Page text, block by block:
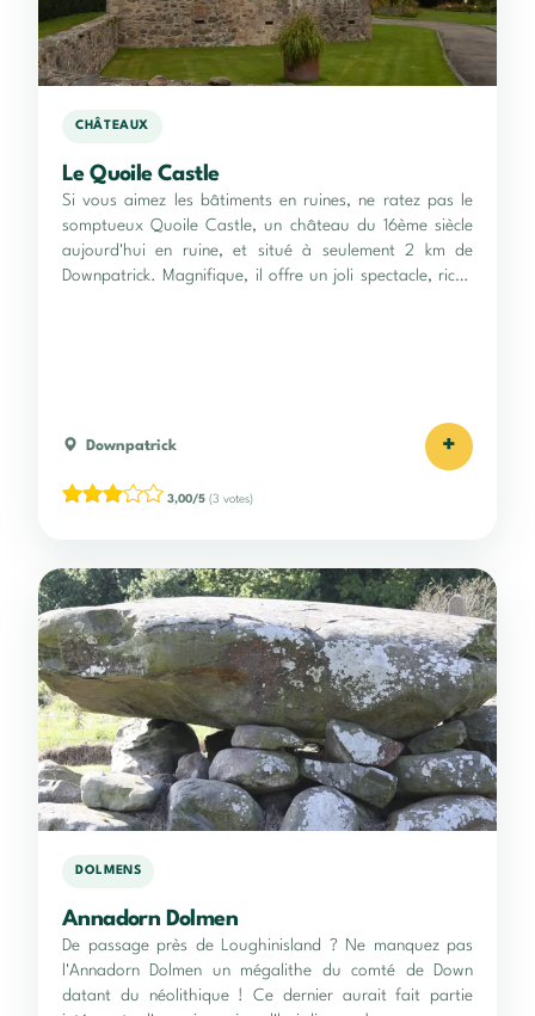
CHÂTEAUX
Le Quoile Castle
Si vous aimez les bâtiments en ruines, ne ratez pas le
somptueux Quoile Castle, un château du 16ème siècle
aujourd'hui en ruine, et situé à seulement 2 km de
Downpatrick. Magnifique, il offre un joli spectacle, riche
Downpatrick +
3,00/5 (3 votes)
DOLMENS
Annadorn Dolmen
De passage près de Loughinisland ? Ne manquez pas
l'Annadorn Dolmen un mégalithe du comté de Down
datant du néolithique ! Ce dernier aurait fait partie